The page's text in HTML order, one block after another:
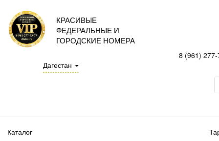
КРАСИВЫЕ
ФЕДЕРАЛЬНЫЕ И
ГОРОДСКИЕ НОМЕРА
Дагестан
8 (961)
Каталог